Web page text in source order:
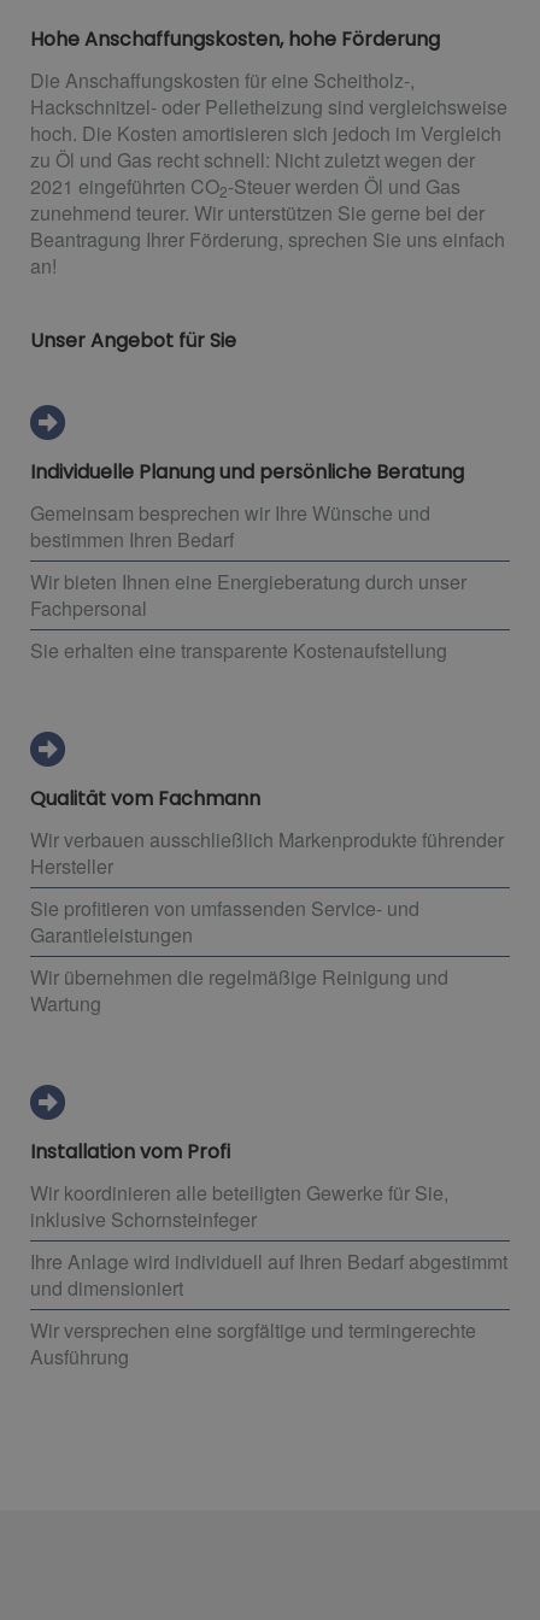
Hohe Anschaffungskosten, hohe Förderung
Die Anschaffungskosten für eine Scheitholz-,
Hackschnitzel- oder Pelletheizung sind vergleichsweise
hoch. Die Kosten amortisieren sich jedoch im Vergleich
zu Öl und Gas recht schnell: Nicht zuletzt wegen der
2021 eingeführten CO2-Steuer werden Öl und Gas
zunehmend teurer. Wir unterstützen Sie gerne bei der
Beantragung Ihrer Förderung, sprechen Sie uns einfach
an!
Unser Angebot für Sie
Individuelle Planung und persönliche Beratung
Gemeinsam besprechen wir Ihre Wünsche und
bestimmen Ihren Bedarf
Wir bieten Ihnen eine Energieberatung durch unser
Fachpersonal
Sie erhalten eine transparente Kostenaufstellung
Qualität vom Fachmann
Wir verbauen ausschließlich Markenprodukte führender
Hersteller
Sie profitieren von umfassenden Service- und
Garantieleistungen
Wir übernehmen die regelmäßige Reinigung und
Wartung
Installation vom Profi
Wir koordinieren alle beteiligten Gewerke für Sie,
inklusive Schornsteinfeger
Ihre Anlage wird individuell auf Ihren Bedarf abgestimmt
und dimensioniert
Wir versprechen eine sorgfältige und termingerechte
Ausführung